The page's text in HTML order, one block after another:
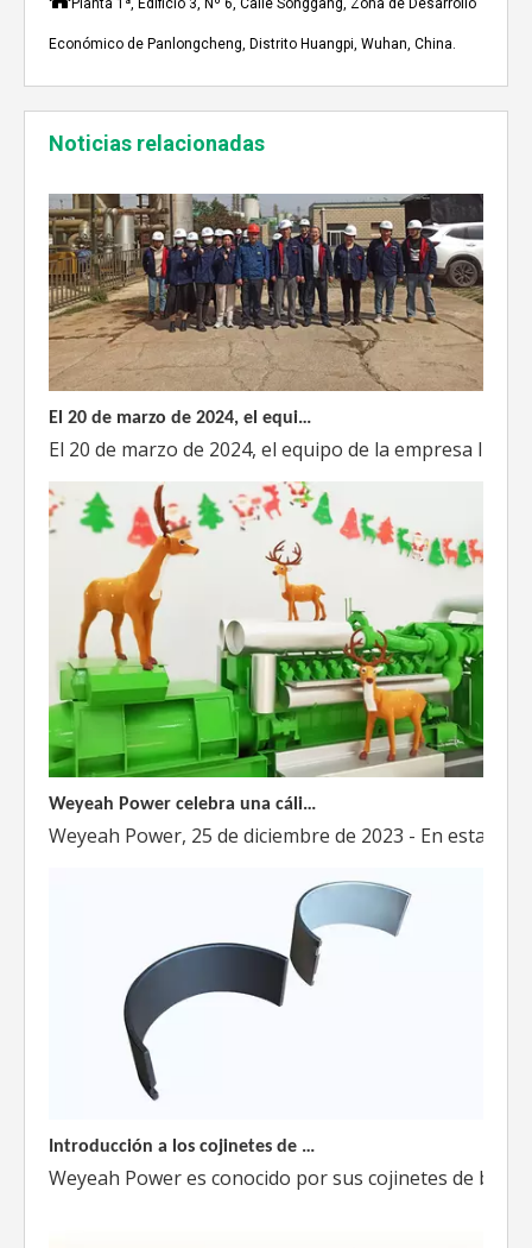
Económico de Panlongcheng, Distrito Huangpi, Wuhan, China.
Noticias relacionadas
El 20 de marzo de 2024, el equipo de la empresa
Weyeah Power, 25 de diciembre de 2023 - En esta
Weyeah Power es conocido por sus cojinetes de